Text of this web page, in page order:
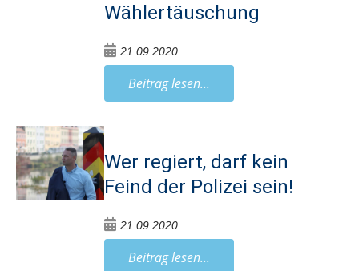
Wählertäuschung
21.09.2020
Beitrag lesen...
Wer regiert, darf kein
Feind der Polizei sein!
21.09.2020
Beitrag lesen...